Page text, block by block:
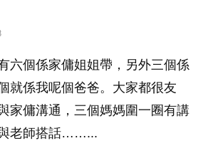
六個係家傭姐姐帶，另外三個係
就係我呢個爸爸。大家都很友
家傭溝通，三個媽媽圍一圈有講
老師搭話……...